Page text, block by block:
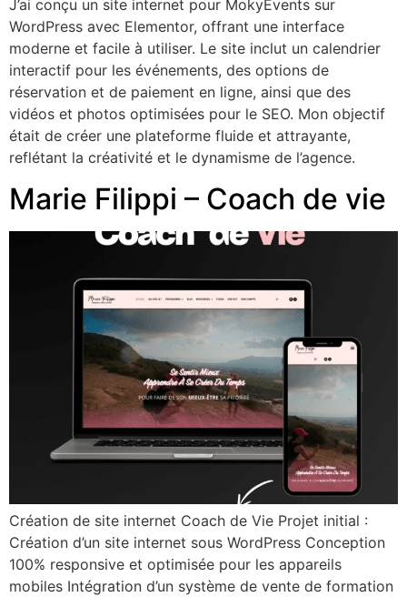
J’ai conçu un site internet pour MokyEvents sur
WordPress avec Elementor, offrant une interface
moderne et facile à utiliser. Le site inclut un calendrier
interactif pour les événements, des options de
réservation et de paiement en ligne, ainsi que des
vidéos et photos optimisées pour le SEO. Mon objectif
était de créer une plateforme fluide et attrayante,
reflétant la créativité et le dynamisme de l’agence.
Marie Filippi – Coach de vie
Création de site internet Coach de Vie Projet initial :
Création d’un site internet sous WordPress Conception
100% responsive et optimisée pour les appareils
mobiles Intégration d’un système de vente de formation